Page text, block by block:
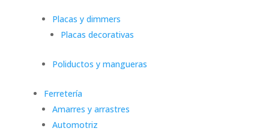
Placas y dimmers
Placas decorativas
Poliductos y mangueras
Ferretería
Amarres y arrastres
Automotriz